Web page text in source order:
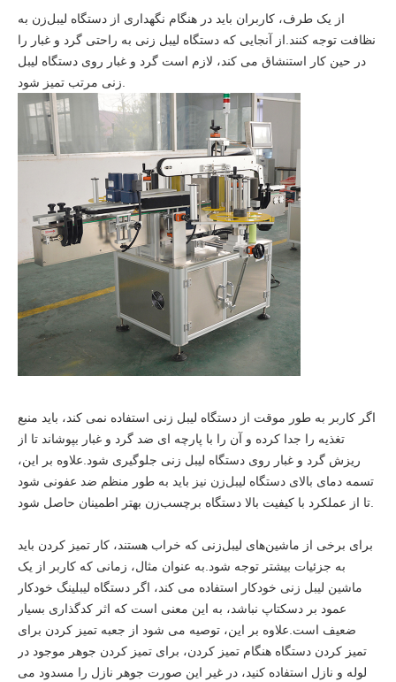
از یک طرف، کاربران باید در هنگام نگهداری از دستگاه لیبل‌زن به
نظافت توجه کنند.از آنجایی که دستگاه لیبل زنی به راحتی گرد و غبار را
در حین کار استنشاق می کند، لازم است گرد و غبار روی دستگاه لیبل
اگر کاربر به طور موقت از دستگاه لیبل زنی استفاده نمی کند، باید منبع
تغذیه را جدا کرده و آن را با پارچه ای ضد گرد و غبار بپوشاند تا از
ریزش گرد و غبار روی دستگاه لیبل زنی جلوگیری شود.علاوه بر این،
تسمه دمای بالای دستگاه لیبل‌زن نیز باید به طور منظم ضد عفونی شود
برای برخی از ماشین‌های لیبل‌زنی که خراب هستند، کار تمیز کردن باید
به جزئیات بیشتر توجه شود.به عنوان مثال، زمانی که کاربر از یک
ماشین لیبل زنی خودکار استفاده می کند، اگر دستگاه لیبلینگ خودکار
عمود بر دسکتاپ نباشد، به این معنی است که اثر کدگذاری بسیار
ضعیف است.علاوه بر این، توصیه می شود از جعبه تمیز کردن برای
تمیز کردن دستگاه هنگام تمیز کردن، برای تمیز کردن جوهر موجود در
لوله و نازل استفاده کنید، در غیر این صورت جوهر نازل را مسدود می